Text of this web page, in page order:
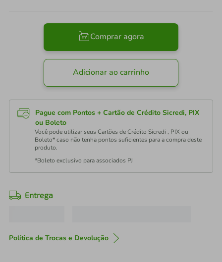
Comprar agora
Adicionar ao carrinho
Pague com Pontos + Cartão de Crédito Sicredi, PIX
ou Boleto
Você pode utilizar seus Cartões de Crédito Sicredi , PIX ou
Boleto* caso não tenha pontos suficientes para a compra deste
produto.
*Boleto exclusivo para associados PJ
Entrega
Política de Trocas e Devolução